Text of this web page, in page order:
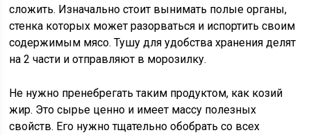
сложить. Изначально стоит вынимать полые органы,
стенка которых может разорваться и испортить своим
содержимым мясо. Тушу для удобства хранения делят
на 2 части и отправляют в морозилку.
Не нужно пренебрегать таким продуктом, как козий
жир. Это сырье ценно и имеет массу полезных
свойств. Его нужно тщательно обобрать со всех